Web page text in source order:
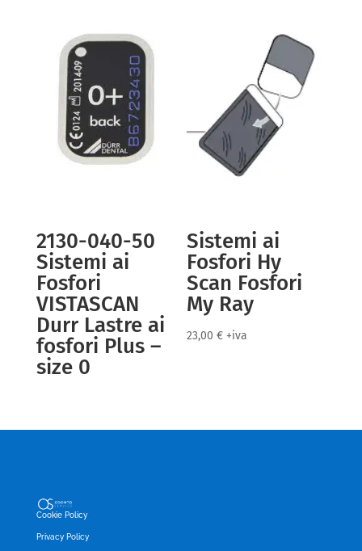
2130-040-50
Sistemi ai
Fosfori
VISTASCAN
Durr Lastre ai
fosfori Plus –
size 0
Sistemi ai
Fosfori Hy
Scan Fosfori
My Ray
23,00€ +iva
Cookie Policy
Privacy Policy